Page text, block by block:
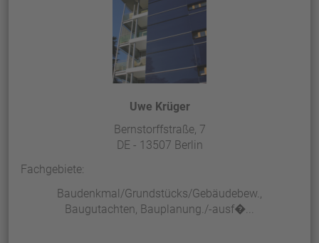
Uwe Krüger
Bernstorffstraße, 7
DE - 13507 Berlin
Fachgebiete:
Baudenkmal/Grundstücks/Gebäudebew.,
Baugutachten, Bauplanung./-ausf�...